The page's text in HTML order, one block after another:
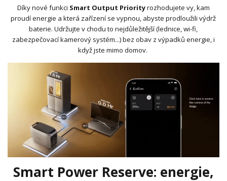
Díky nové funkci Smart Output Priorityrozhodujete vy, kam
proudí energie a která zařízení se vypnou, abyste prodloužili výdrž
baterie. Udržujte v chodu to nejdůležitější (lednice, wi-fi,
zabezpečovací kamerový systém...) bez obav z výpadků energie, i
když jste mimo domov.
Smart Power Reserve: energie,